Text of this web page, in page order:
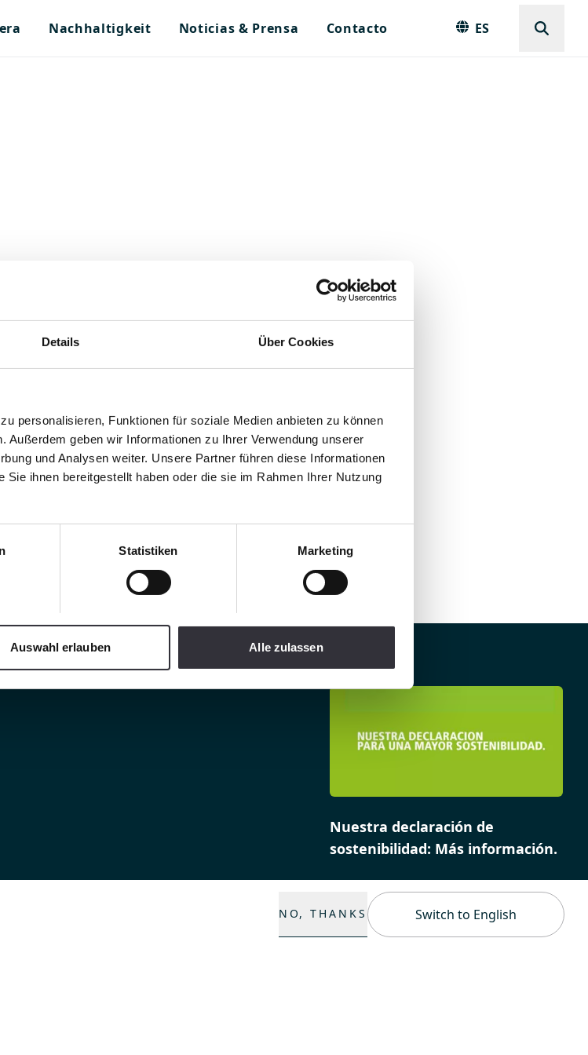
Details Über Cookies
personalisieren, Funktionen für soziale Medien anbieten zu können
Außerdem geben wir Informationen zu Ihrer Verwendung unserer
und Analysen weiter. Unsere Partner führen diese Informationen
ihnen bereitgestellt haben oder die sie im Rahmen Ihrer Nutzung
Statistiken Marketing
Auswahl erlauben Alle zulassen
Nachhaltigkeit Noticias & Prensa Contacto ES
Nuestra declaración de
sostenibilidad: Más información.
NO, THANKS Switch to English